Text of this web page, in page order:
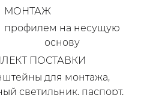
МОНТАЖ
профилем на несущую
основу
ПОСТАВКИ
для монтажа,
светильник, паспорт,